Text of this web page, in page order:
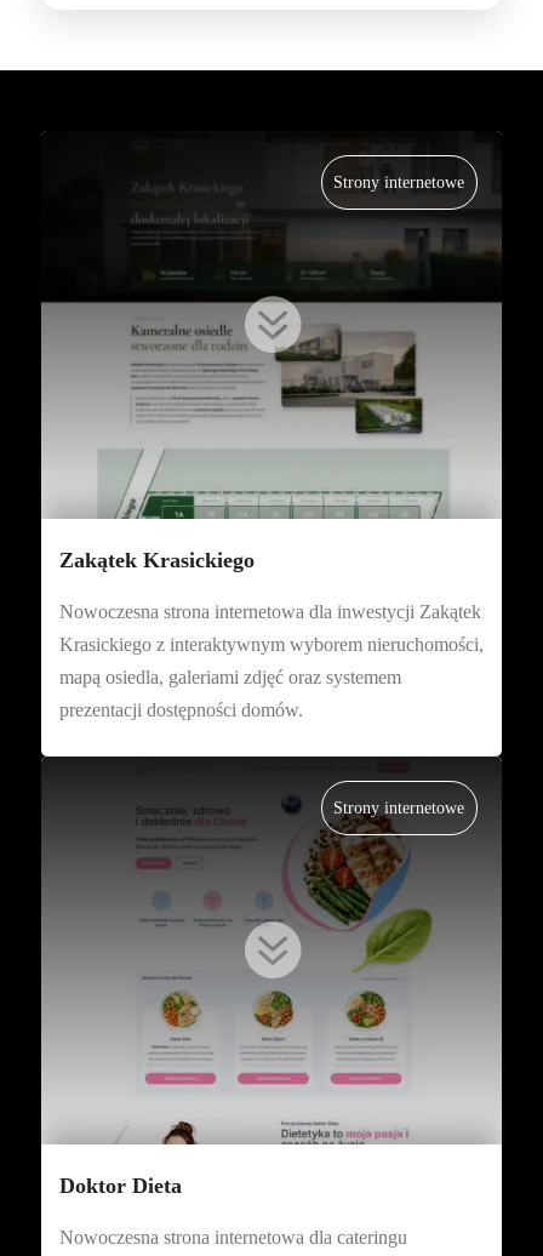
Strony internetowe

Zakątek Krasickiego
Nowoczesna strona internetowa dla inwestycji Zakątek
Krasickiego z interaktywnym wyborem nieruchomości,
mapą osiedla, galeriami zdjęć oraz systemem
prezentacji dostępności domów.
Strony internetowe

Doktor Dieta
Nowoczesna strona internetowa dla cateringu